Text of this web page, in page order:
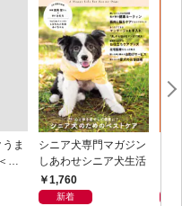
ま
電
シニア犬専門マガジン
しあわせシニア犬生活
1,760
新着